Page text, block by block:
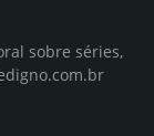
sobre séries,